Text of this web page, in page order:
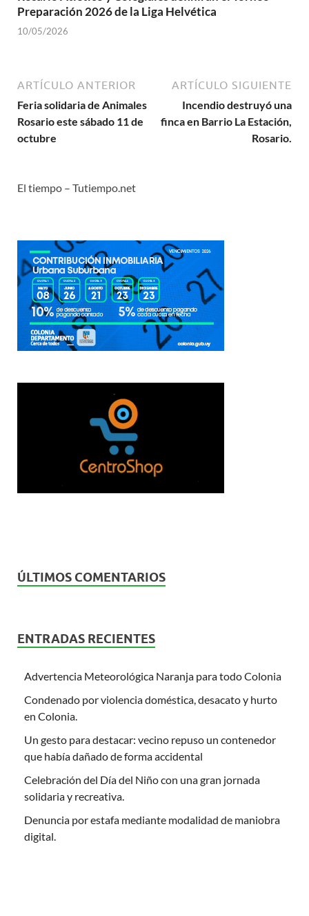
Preparación 2026 de la Liga Helvética
10/05/2026
ARTÍCULO ANTERIOR
Feria solidaria de Animales
Rosario este sábado 11 de
octubre
ARTÍCULO SIGUIENTE
Incendio destruyó una
finca en Barrio La Estación,
Rosario.
El tiempo – Tutiempo.net
ÚLTIMOS COMENTARIOS
ENTRADAS RECIENTES
Advertencia Meteorológica Naranja para todo Colonia
Condenado por violencia doméstica, desacato y hurto
en Colonia.
Un gesto para destacar: vecino repuso un contenedor
que había dañado de forma accidental
Celebración del Día del Niño con una gran jornada
solidaria y recreativa.
Denuncia por estafa mediante modalidad de maniobra
digital.